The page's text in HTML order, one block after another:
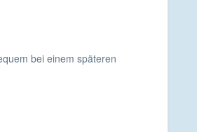
bei einem späteren